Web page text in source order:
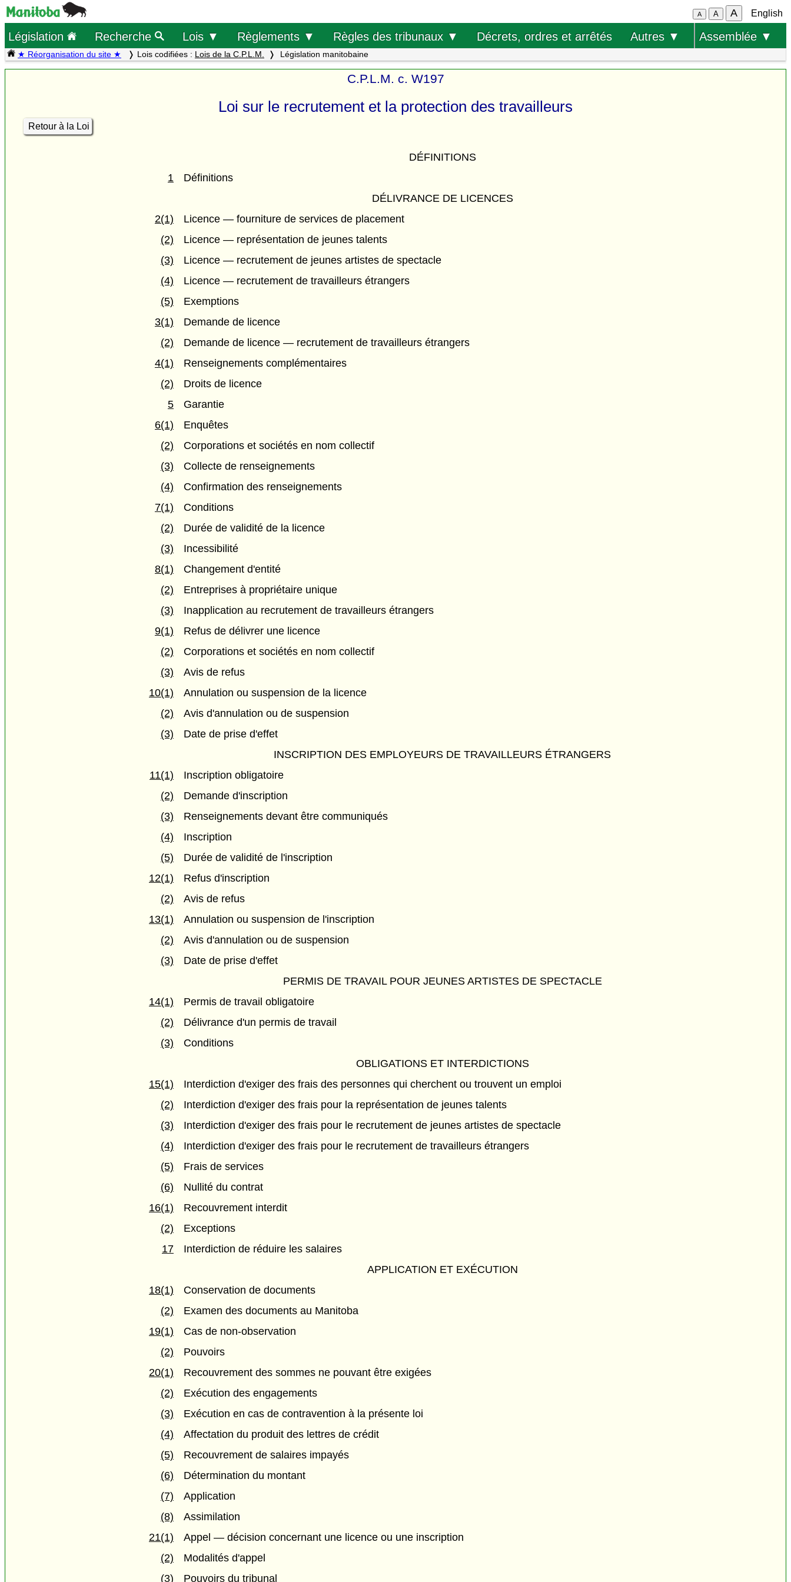
A A A English
Législation Recherche Lois ▼ Règlements ▼ Règles des tribunaux ▼ Décrets, ordres et arrêtés Autres ▼ Assemblée ▼
★ Réorganisation du site ★ Lois codifiées : Lois de la C.P.L.M. Législation manitobaine
C.P.L.M. c. W197
Loi sur le recrutement et la protection des travailleurs
Retour à la Loi
DÉFINITIONS
1
Définitions
DÉLIVRANCE DE LICENCES
2(1)
Licence — fourniture de services de placement
(2)
Licence — représentation de jeunes talents
(3)
Licence — recrutement de jeunes artistes de spectacle
(4)
Licence — recrutement de travailleurs étrangers
(5)
Exemptions
3(1)
Demande de licence
(2)
Demande de licence — recrutement de travailleurs étrangers
4(1)
Renseignements complémentaires
(2)
Droits de licence
5
Garantie
6(1)
Enquêtes
(2)
Corporations et sociétés en nom collectif
(3)
Collecte de renseignements
(4)
Confirmation des renseignements
7(1)
Conditions
(2)
Durée de validité de la licence
(3)
Incessibilité
8(1)
Changement d'entité
(2)
Entreprises à propriétaire unique
(3)
Inapplication au recrutement de travailleurs étrangers
9(1)
Refus de délivrer une licence
(2)
Corporations et sociétés en nom collectif
(3)
Avis de refus
10(1)
Annulation ou suspension de la licence
(2)
Avis d'annulation ou de suspension
(3)
Date de prise d'effet
INSCRIPTION DES EMPLOYEURS DE TRAVAILLEURS ÉTRANGERS
11(1)
Inscription obligatoire
(2)
Demande d'inscription
(3)
Renseignements devant être communiqués
(4)
Inscription
(5)
Durée de validité de l'inscription
12(1)
Refus d'inscription
(2)
Avis de refus
13(1)
Annulation ou suspension de l'inscription
(2)
Avis d'annulation ou de suspension
(3)
Date de prise d'effet
PERMIS DE TRAVAIL POUR JEUNES ARTISTES DE SPECTACLE
14(1)
Permis de travail obligatoire
(2)
Délivrance d'un permis de travail
(3)
Conditions
OBLIGATIONS ET INTERDICTIONS
15(1)
Interdiction d'exiger des frais des personnes qui cherchent ou trouvent un emploi
(2)
Interdiction d'exiger des frais pour la représentation de jeunes talents
(3)
Interdiction d'exiger des frais pour le recrutement de jeunes artistes de spectacle
(4)
Interdiction d'exiger des frais pour le recrutement de travailleurs étrangers
(5)
Frais de services
(6)
Nullité du contrat
16(1)
Recouvrement interdit
(2)
Exceptions
17
Interdiction de réduire les salaires
APPLICATION ET EXÉCUTION
18(1)
Conservation de documents
(2)
Examen des documents au Manitoba
19(1)
Cas de non-observation
(2)
Pouvoirs
20(1)
Recouvrement des sommes ne pouvant être exigées
(2)
Exécution des engagements
(3)
Exécution en cas de contravention à la présente loi
(4)
Affectation du produit des lettres de crédit
(5)
Recouvrement de salaires impayés
(6)
Détermination du montant
(7)
Application
(8)
Assimilation
21(1)
Appel — décision concernant une licence ou une inscription
(2)
Modalités d'appel
(3)
Pouvoirs du tribunal